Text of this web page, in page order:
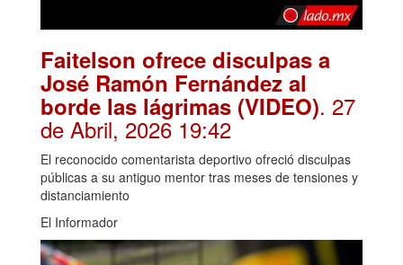
Faitelson ofrece disculpas a
José Ramón Fernández al
borde las lágrimas (VIDEO). 27
de Abril, 2026 19:42
El reconocido comentarista deportivo ofreció disculpas
públicas a su antiguo mentor tras meses de tensiones y
distanciamiento
El Informador